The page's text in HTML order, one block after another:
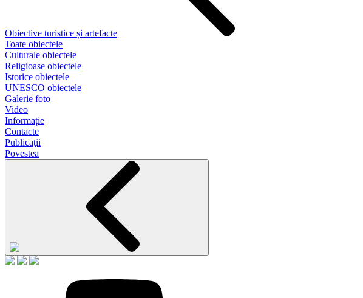
Obiective turistice și artefacte
Toate obiectele
Culturale obiectele
Religioase obiectele
Istorice obiectele
UNESCO obiectele
Galerie foto
Video
Informație
Contacte
Publicaţii
Povestea